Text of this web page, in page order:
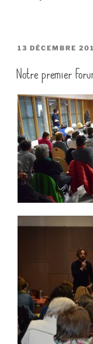
PUBLIÉ
13 DÉCEMBRE
Notre premier